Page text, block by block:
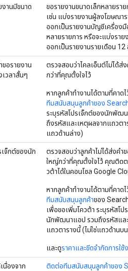
งานมีขนาด
ขอรายงานขนาดเล็กหลายรา
เช่น แบ่งรายงานผู้ลงโฆษณาร
ออกเป็นรายงานบัญชีเครื่องมื
หลายรายการ หรือจะแบ่งราย
ออกเป็นรายงานรายเดือน 12
ขอรายงาน
วลาสั้นๆ
ตรวจสอบว่าไคลเอ็นต์ไม่ได้ส่
กว่าที่คุณตั้งใจไว้
หากลูกค้าทํางานได้ตามที่คาดไ
ทีมสนับสนุนลูกค้าของ
ระบุรหัสโปรเจ็กต์ของนักพัฒ
ถึงรหัสและเหตุผลจากแถวตา
แถวด้านล่าง)
เจ็กต์ของนัก
ตรวจสอบว่าลูกค้าไม่ได้ส่งคำ
ใหญ่กว่าที่คุณตั้งใจไว้ คุณติดต
วต้าได้ในคอนโซล Google
หากลูกค้าทํางานได้ตามที่คาดไ
ทีมสนับสนุนลูกค้าของ
เพื่อขอเพิ่มโควต้า ระบุรหัสโป
นักพัฒนาแอป รวมถึงรหัสแล
แถวตารางนี้ (ไม่ใช่แถวด้านบ
และดูราคาและขีดจำกัดการใช้
นื่องจาก
ติดต่อทีมสนับสนุนลูกค้าของ